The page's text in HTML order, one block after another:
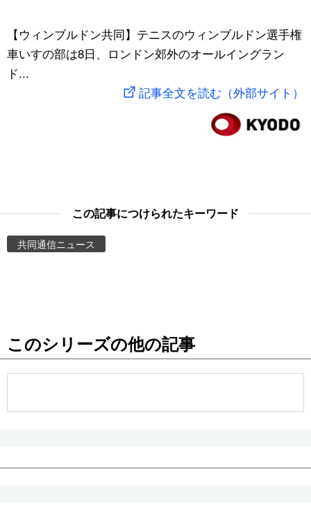
文化
動画/Live
People
スポーツ・東京2020
【ウィンブルドン共同】テニスのウィンブルドン選手権
車いすの部は8日、ロンドン郊外のオールイングラン
ド...
記事全文を読む（外部サイト）
この記事につけられたキーワード
共同通信ニュース
このシリーズの他の記事